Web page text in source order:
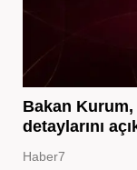
Bakan Kurum,
detaylarını
Haber7